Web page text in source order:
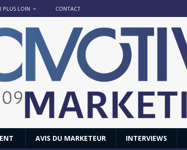
PLUS LOIN CONTACT
AVIS DU MARKETEUR INTERVIEWS